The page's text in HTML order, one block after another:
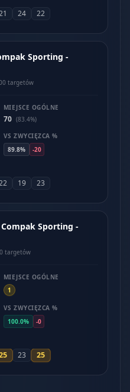
24 22
Sporting -
targetów
MIEJSCE OGÓLNE
70 (83.4%)
VS ZWYCIĘZCA %
89.8%
-20
19 23
Sporting -
targetów
MIEJSCE OGÓLNE
1
VS ZWYCIĘZCA %
100.0%
-0
23 25